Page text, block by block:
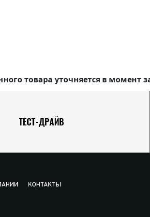
товара уточняется в момент
ТЕСТ-ДРАЙВ
КОНТАКТЫ